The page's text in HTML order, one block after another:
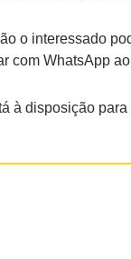
o interessado
com WhatsApp
à disposição